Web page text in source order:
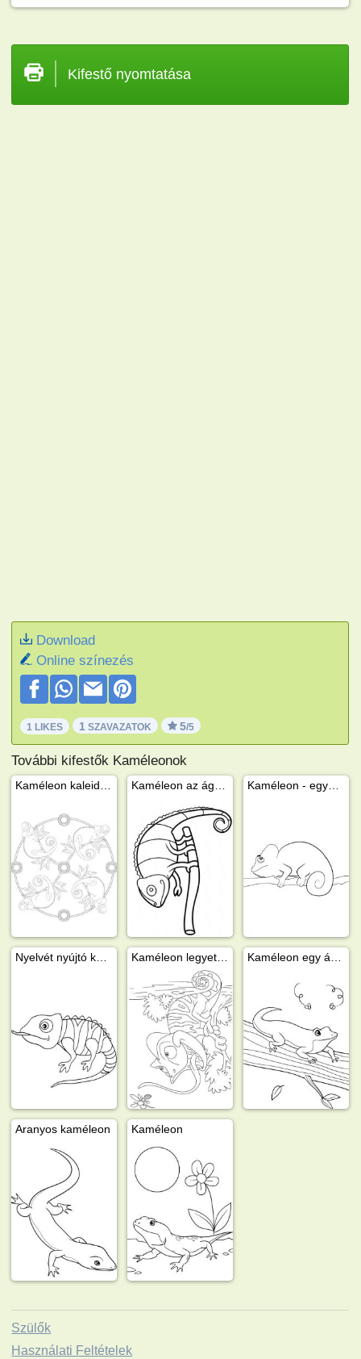
Kifestő nyomtatása
Download
Online színezés
1 LIKES 1 SZAVAZATOK 5/5
További kifestők Kaméleonok
Aranyos kaméleon Kaméleon
Szülők
Használati Feltételek